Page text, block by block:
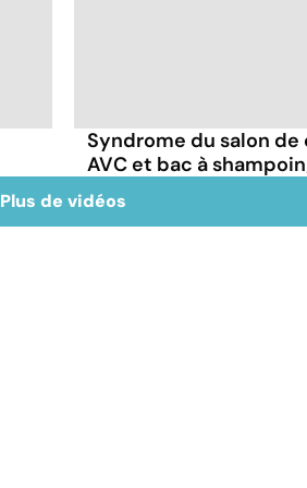
Syndrome du salon
AVC et bac à
Plus de vidéos